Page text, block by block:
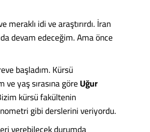
idi ve araştırırdı. İran
devam edeceğim. Ama önce
başladım. Kürsü
ve yaş sırasına göreUğur
kürsü fakültenin
gibi derslerini veriyordu.